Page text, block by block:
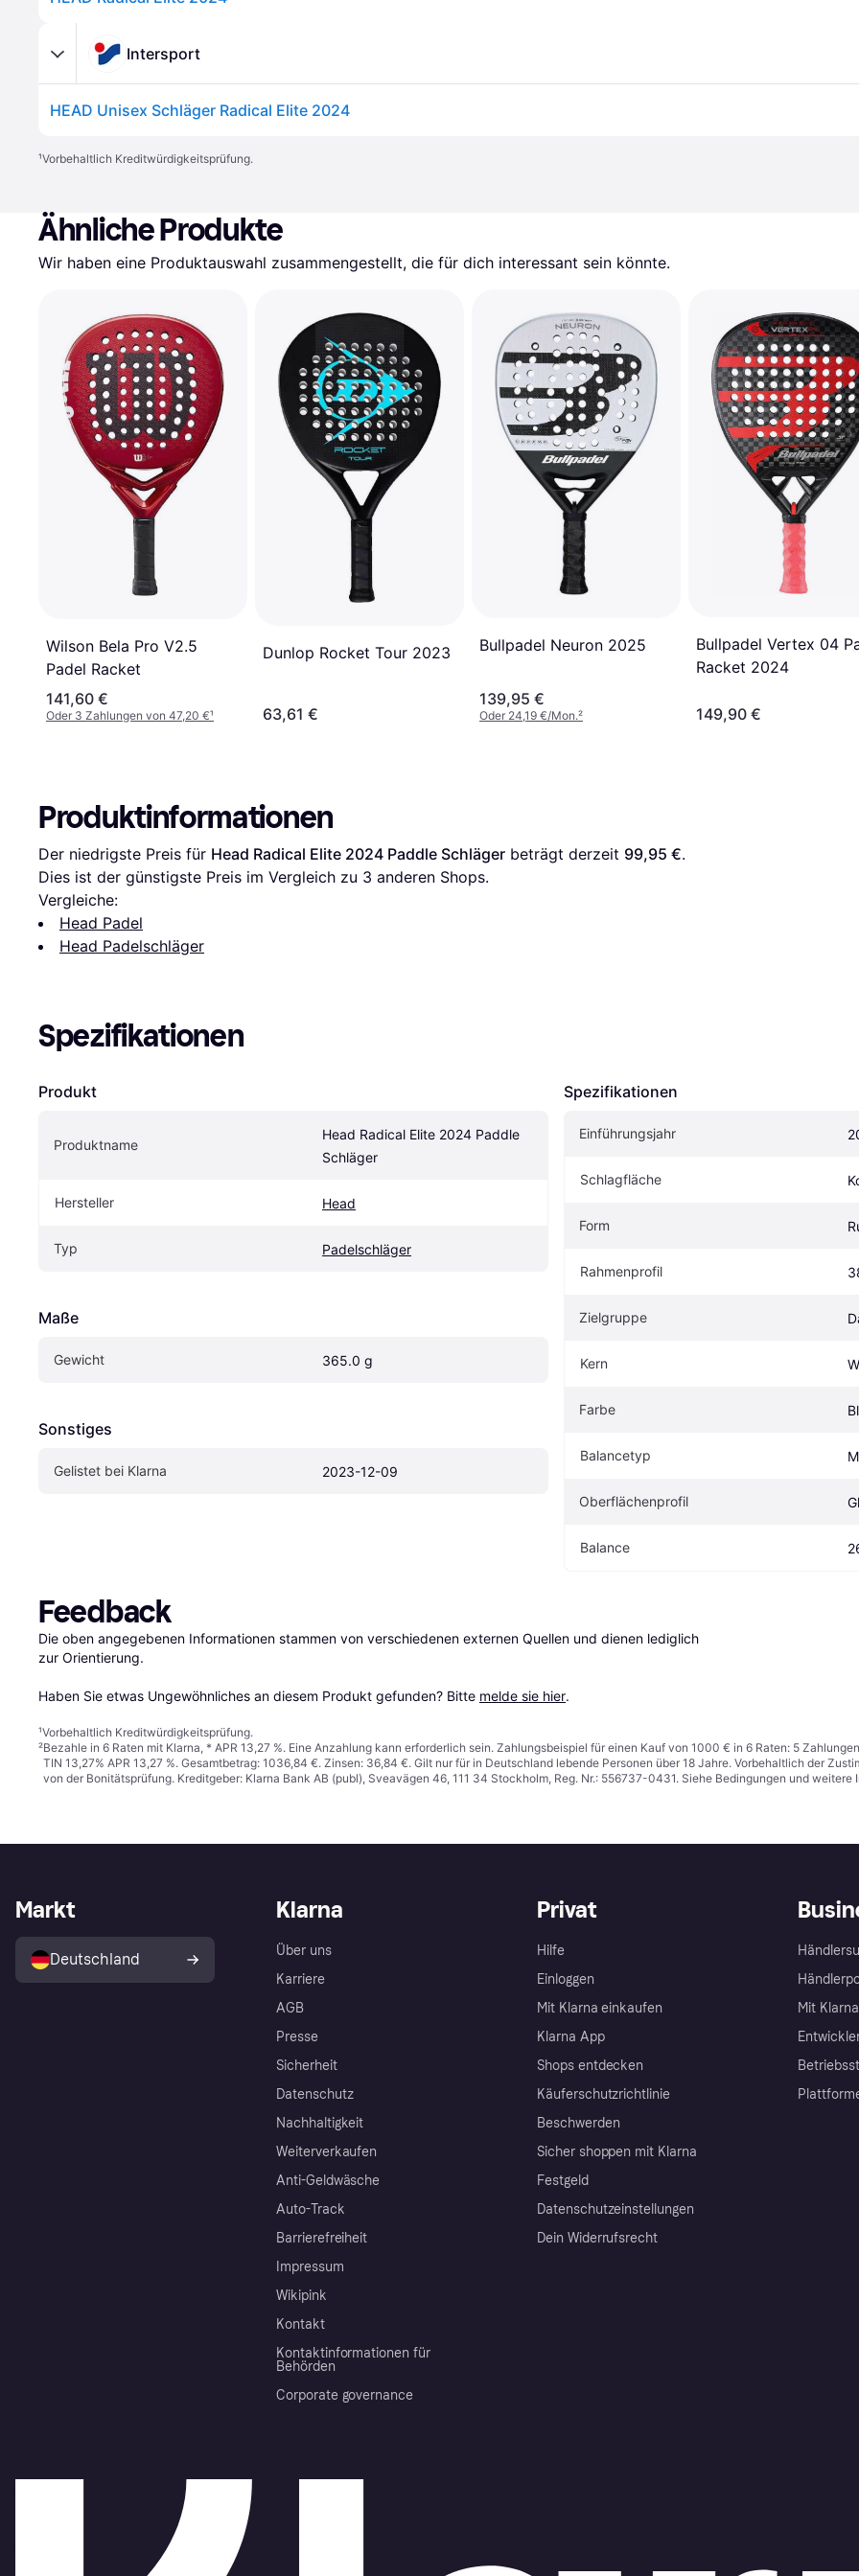
Intersport
HEAD Unisex Schläger Radical Elite 2024
¹Vorbehaltlich Kreditwürdigkeitsprüfung.
Ähnliche Produkte
Wir haben eine Produktauswahl zusammengestellt, die für dich interessant sein könnte.
Wilson Bela Pro V2.5
Padel Racket
141,60 €
Oder 3 Zahlungen von 47,20 €¹
Dunlop Rocket Tour 2023
63,61 €
Bullpadel Neuron 2025
139,95 €
Oder 24,19 €/Mon.²
Bullpadel Vertex 04
Racket 2024
149,90 €
Produktinformationen
Der niedrigste Preis für Head Radical Elite 2024 Paddle Schläger beträgt derzeit 99,95 €.
Dies ist der günstigste Preis im Vergleich zu 3 anderen Shops.
Vergleiche:
Head Padel
Head Padelschläger
Spezifikationen
Produkt
Produktname
Head Radical Elite 2024 Paddle
Schläger
Hersteller Head
Typ Padelschläger
Maße
Gewicht 365.0 g
Sonstiges
Gelistet bei Klarna 2023-12-09
Spezifikationen
Einführungsjahr
Schlagfläche
Form
Rahmenprofil
Zielgruppe
Kern
Farbe
Balancetyp
Oberflächenprofil
Balance
Feedback
Die oben angegebenen Informationen stammen von verschiedenen externen Quellen und dienen lediglich
zur Orientierung.
Haben Sie etwas Ungewöhnliches an diesem Produkt gefunden? Bitte melde sie hier.
¹Vorbehaltlich Kreditwürdigkeitsprüfung.
²Bezahle in 6 Raten mit Klarna, * APR 13,27 %. Eine Anzahlung kann erforderlich sein. Zahlungsbeispiel für einen Kauf von 1000 € in 6 Raten: 5
TIN 13,27% APR 13,27 %. Gesamtbetrag: 1036,84 €. Zinsen: 36,84 €. Gilt nur für in Deutschland lebende Personen über 18 Jahre. Vorbehaltlich der
von der Bonitätsprüfung. Kreditgeber: Klarna Bank AB (publ), Sveavägen 46, 111 34 Stockholm, Reg. Nr.: 556737-0431. Siehe Bedingungen und weitere
Klarna
Über uns
Karriere
AGB
Presse
Sicherheit
Datenschutz
Nachhaltigkeit
Weiterverkaufen
Anti-Geldwäsche
Auto-Track
Barrierefreiheit
Impressum
Wikipink
Kontakt
Kontaktinformationen für
Behörden
Corporate governance
Privat
Hilfe
Einloggen
Mit Klarna einkaufen
Klarna App
Shops entdecken
Käuferschutzrichtlinie
Beschwerden
Sicher shoppen mit Klarna
Festgeld
Datenschutzeinstellungen
Dein Widerrufsrecht
Mit
Markt
Deutschland